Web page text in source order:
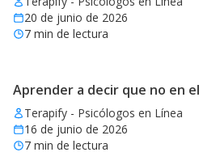
20 de junio de 2026
7 min de lectura
Aprender a decir que no en
Terapify - Psicólogos en Línea
16 de junio de 2026
7 min de lectura